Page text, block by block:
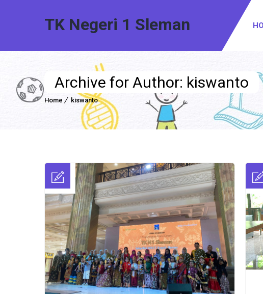
TK Negeri 1 Sleman
Archive for Author: kiswanto
Home kiswanto